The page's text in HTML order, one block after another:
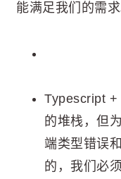
能满足我们的需求
Typescript +
的堆栈，但
端类型错误
的，我们必